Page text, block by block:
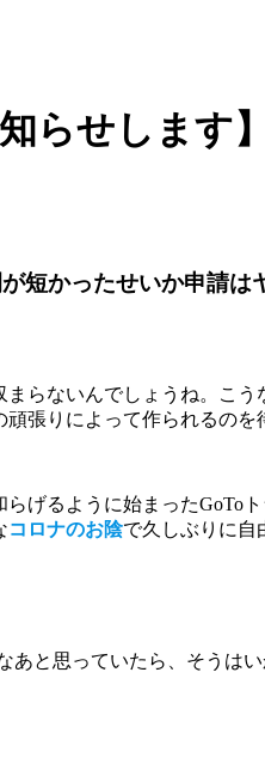
らせします】
かったせいか申請は
らないんでしょうね。こ
張りによって作られるのを
げるように始まったGoTo
コロナのお陰で久しぶりに自
と思っていたら、そうは